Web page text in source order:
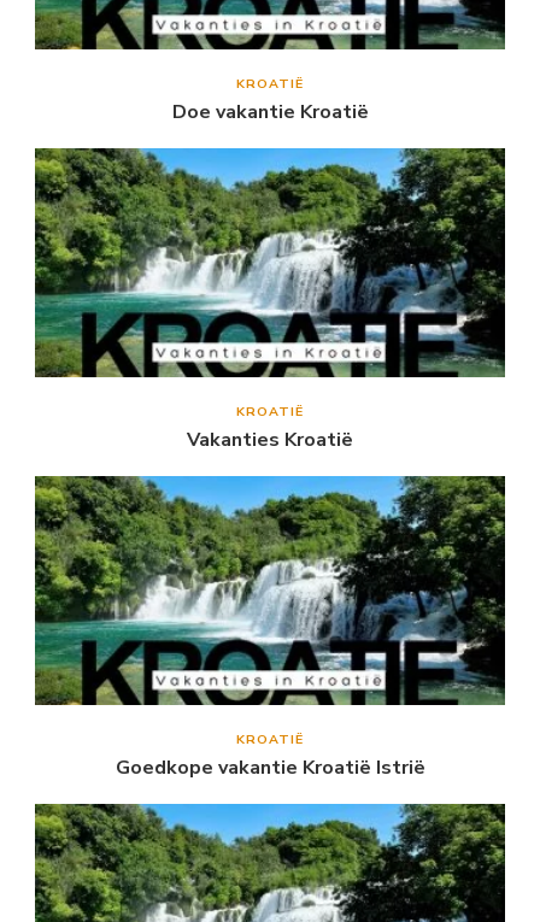
KROATIË
Doe vakantie Kroatië
KROATIË
Vakanties Kroatië
KROATIË
Goedkope vakantie Kroatië Istrië